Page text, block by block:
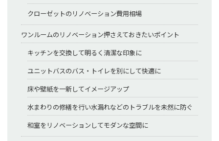
クローゼットのリノベーション費用相場
ワンルームのリノベーション押さえておきたいポイント
キッチンを交換して明るく清潔な印象に
ユニットバスのバス・トイレを別にして快適に
床や壁紙を一新してイメージアップ
水まわりの修繕を行い水漏れなどのトラブルを未然に防ぐ
和室をリノベーションしてモダンな空間に